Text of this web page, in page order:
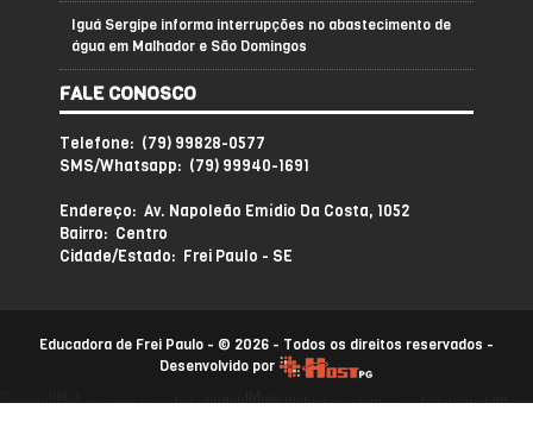
Iguá Sergipe informa interrupções no abastecimento de
água em Malhador e São Domingos
FALE CONOSCO
Telefone: (79) 99828-0577
SMS/Whatsapp: (79) 99940-1691
Endereço: Av. Napoleão Emídio Da Costa, 1052
Bairro: Centro
Cidade/Estado: Frei Paulo - SE
Educadora de Frei Paulo - © 2026 - Todos os direitos reservados -
Desenvolvido por